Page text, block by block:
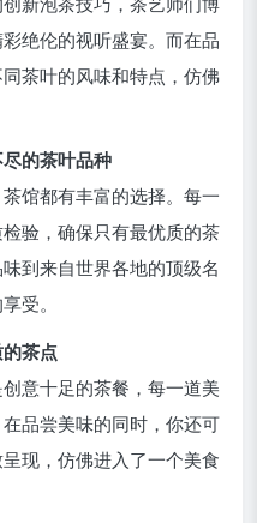
绝伦的视听盛宴。而在品
茶叶的风味和特点，仿佛
的茶叶品种
馆都有丰富的选择。每一
验，确保只有最优质的茶
到来自世界各地的顶级名
受。
茶点
意十足的茶餐，每一道美
品尝美味的同时，你还可
现，仿佛进入了一个美食